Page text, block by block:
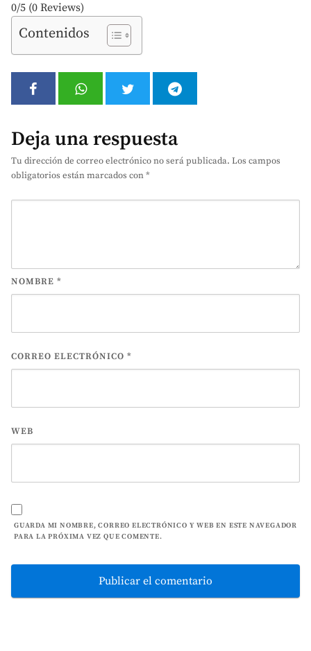
0/5 (0 Reviews)
Contenidos
Deja una respuesta
Tu dirección de correo electrónico no será publicada. Los campos
obligatorios están marcados con*
NOMBRE *
CORREO ELECTRÓNICO *
WEB
GUARDA MI NOMBRE, CORREO ELECTRÓNICO Y WEB EN ESTE NAVEGADOR
PARA LA PRÓXIMA VEZ QUE COMENTE.